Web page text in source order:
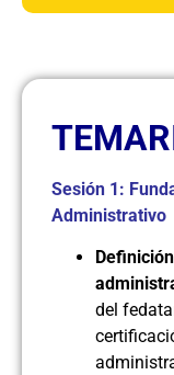
Sesión 1:
Administrativo
del